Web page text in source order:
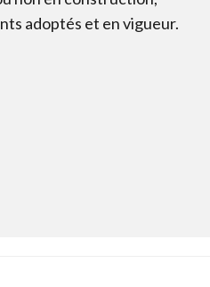
adoptés et en vigueur.